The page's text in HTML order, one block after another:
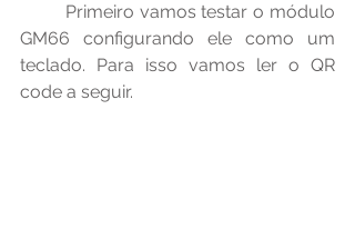
GM66 configurando ele como um
teclado. Para isso vamos ler o QR
code a seguir.